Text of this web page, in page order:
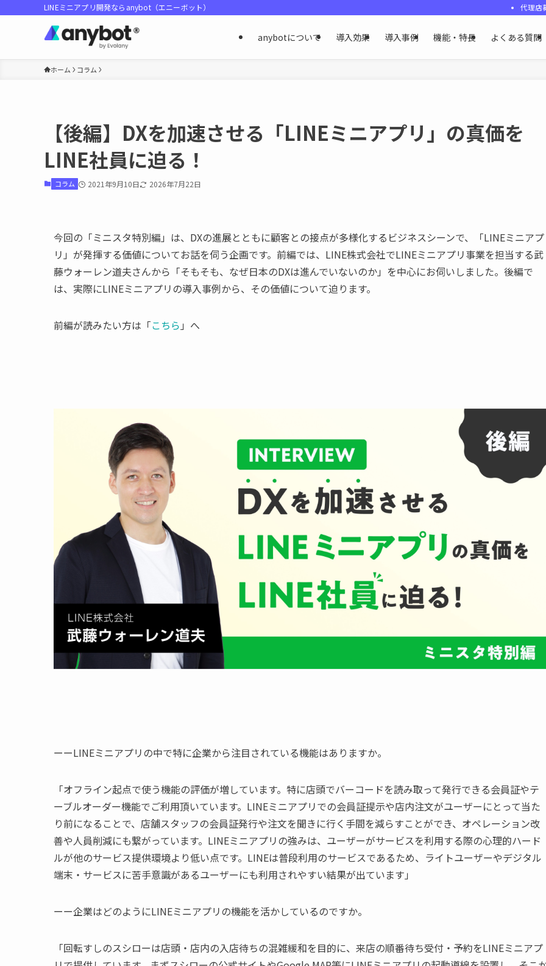
LINEミニアプリ開発ならanybot（エニーボット） 代理店
anybotについて 導入効果 導入事例 機能・特長 よくある質問
ホーム コラム
【後編】DXを加速させる「LINEミニアプリ」の真価を
LINE社員に迫る！
コラム 2021年9月10日 2026年7月22日
今回の「ミニスタ特別編」は、DXの進展とともに顧客との接点が多様化するビジネスシーンで、「LINEミニアプ
リ」が発揮する価値についてお話を伺う企画です。前編では、LINE株式会社でLINEミニアプリ事業を担当する武
藤ウォーレン道夫さんから「そもそも、なぜ日本のDXは進んでいないのか」を中心にお伺いしました。後編で
は、実際にLINEミニアプリの導入事例から、その価値について迫ります。
前編が読みたい方は「こちら 」へ
ーーLINEミニアプリの中で特に企業から注目されている機能はありますか。
「オフライン起点で使う機能の評価が増しています。特に店頭でバーコードを読み取って発行できる会員証やテ
ーブルオーダー機能でご利用頂いています。LINEミニアプリでの会員証提示や店内注文がユーザーにとって当た
り前になることで、店舗スタッフの会員証発行や注文を聞きに行く手間を減らすことができ、オペレーション改
善や人員削減にも繋がっています。LINEミニアプリの強みは、ユーザーがサービスを利用する際の心理的ハード
ルが他のサービス提供環境より低い点です。LINEは普段利用のサービスであるため、ライトユーザーやデジタル
端末・サービスに苦手意識があるユーザーにも利用されやすい結果が出ています」
ーー企業はどのようにLINEミニアプリの機能を活かしているのですか。
「回転すしのスシローは店頭・店内の入店待ちの混雑緩和を目的に、来店の順番待ち受付・予約をLINEミニアプ